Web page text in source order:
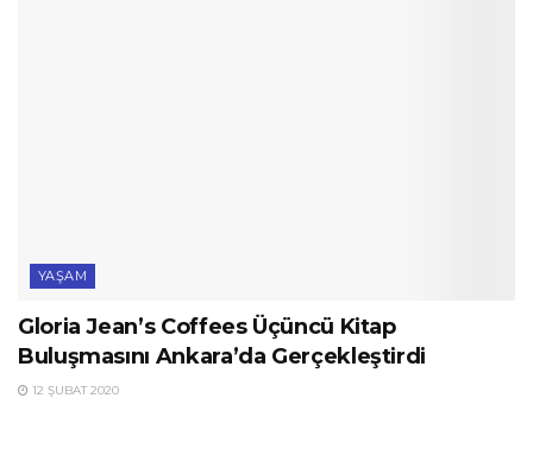
YAŞAM
Gloria Jean’s Coffees Üçüncü Kitap
Buluşmasını Ankara’da Gerçekleştirdi
12 ŞUBAT 2020